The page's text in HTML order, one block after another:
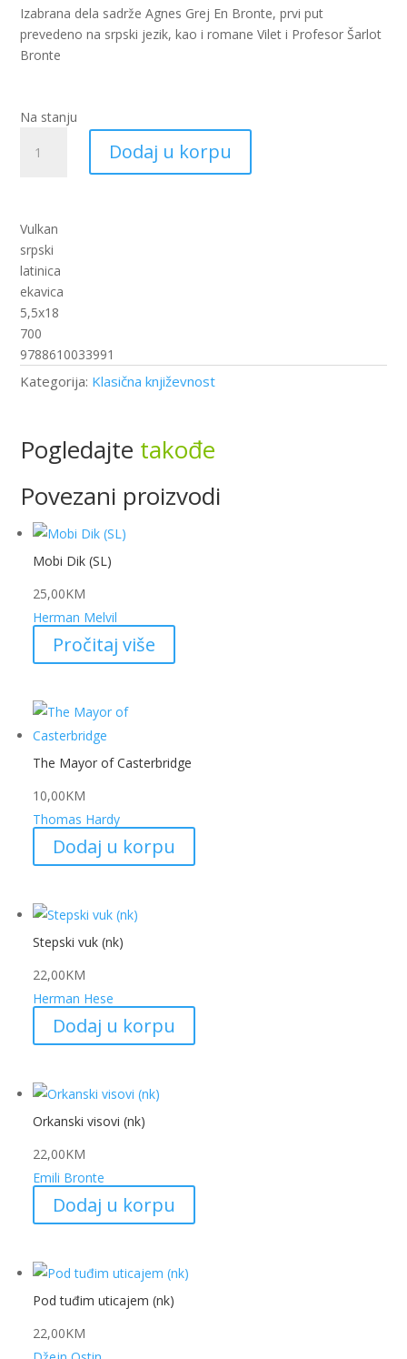
Izabrana dela sadrže Agnes Grej En Bronte, prvi put
prevedeno na srpski jezik, kao i romane Vilet i Profesor Šarlot
Bronte
Na stanju
Bronte
dela
(VU)
količina
Dodaj u korpu
Vulkan
srpski
latinica
ekavica
5,5x18
700
9788610033991
Kategorija: Klasična književnost
Pogledajte takođe
Povezani proizvodi
Mobi Dik (SL)
25,00KM
Herman Melvil
Pročitaj više
The Mayor of Casterbridge
10,00KM
Thomas Hardy
Dodaj u korpu
Stepski vuk (nk)
22,00KM
Herman Hese
Dodaj u korpu
Orkanski visovi (nk)
22,00KM
Emili Bronte
Dodaj u korpu
Pod tuđim uticajem (nk)
22,00KM